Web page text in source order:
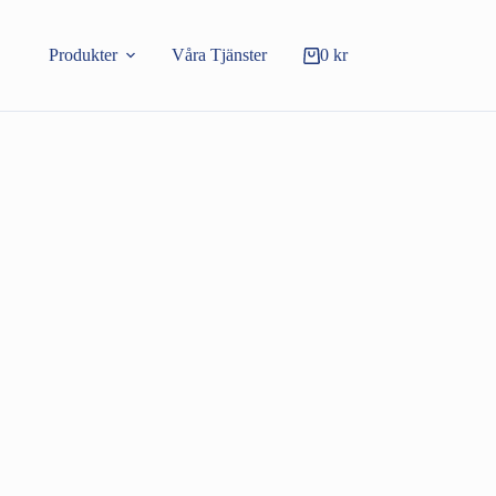
Produkter Våra Tjänster Varukorg
0 kr